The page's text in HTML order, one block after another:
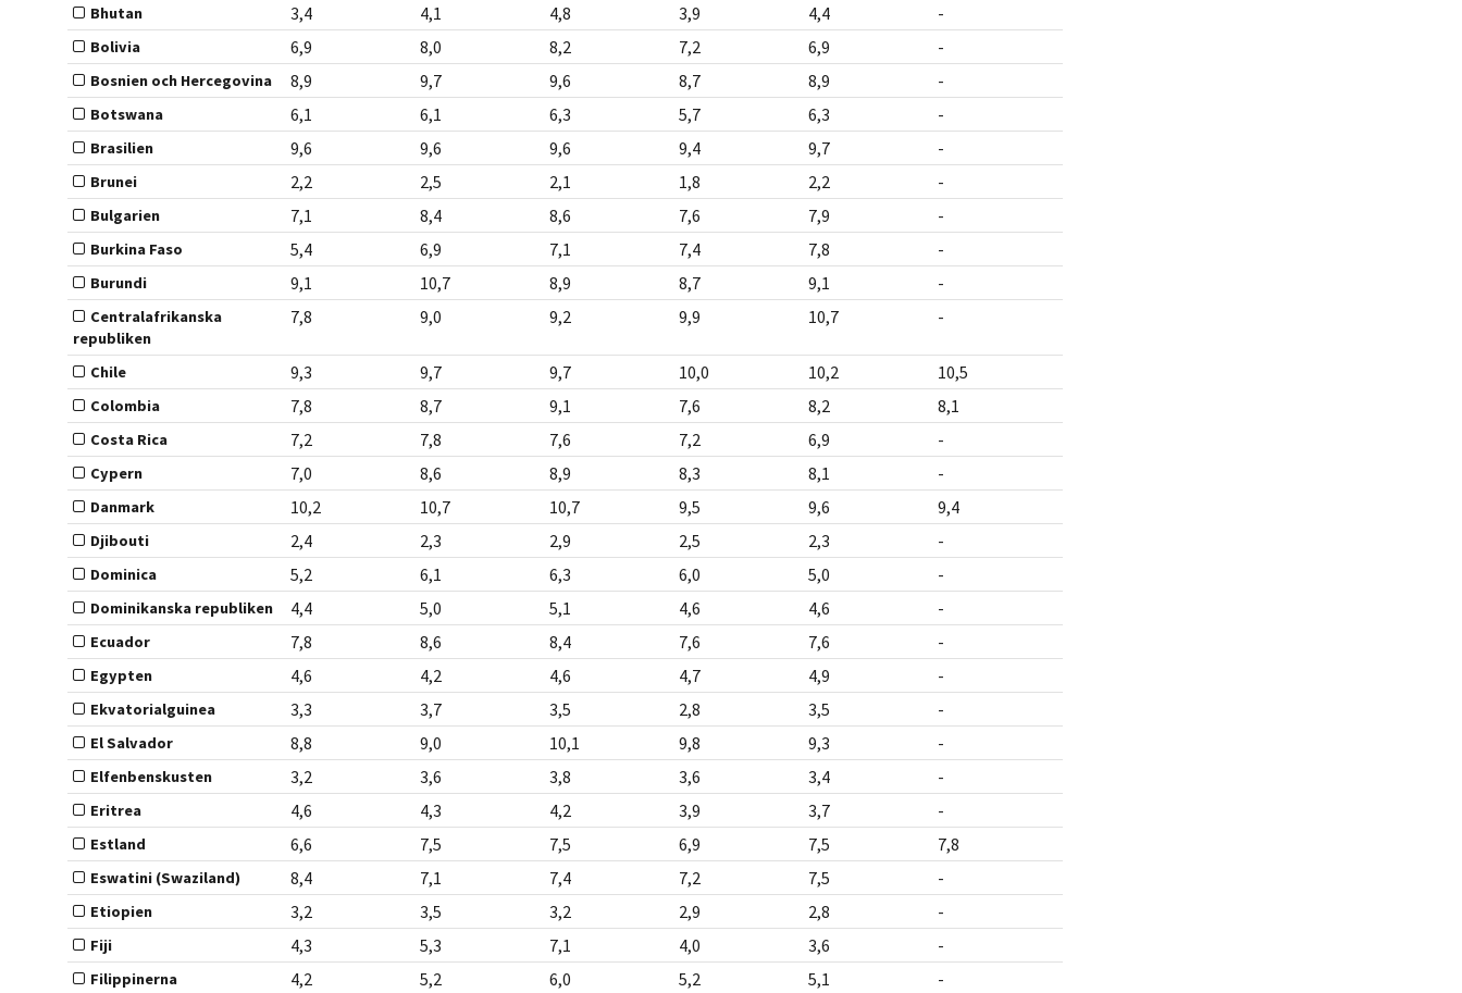
Bhutan 3,4 4,1 4,8 3,9 4,4 -
Bolivia 6,9 8,0 8,2 7,2 6,9 -
Bosnien och Hercegovina 8,9 9,7 9,6 8,7 8,9 -
Botswana 6,1 6,1 6,3 5,7 6,3 -
Brasilien 9,6 9,6 9,6 9,4 9,7 -
Brunei 2,2 2,5 2,1 1,8 2,2 -
Bulgarien 7,1 8,4 8,6 7,6 7,9 -
Burkina Faso 5,4 6,9 7,1 7,4 7,8 -
Burundi 9,1 10,7 8,9 8,7 9,1 -
Centralafrikanska
republiken
7,8 9,0 9,2 9,9 10,7 -
Chile 9,3 9,7 9,7 10,0 10,2 10,5
Colombia 7,8 8,7 9,1 7,6 8,2 8,1
Costa Rica 7,2 7,8 7,6 7,2 6,9 -
Cypern 7,0 8,6 8,9 8,3 8,1 -
Danmark 10,2 10,7 10,7 9,5 9,6 9,4
Djibouti 2,4 2,3 2,9 2,5 2,3 -
Dominica 5,2 6,1 6,3 6,0 5,0 -
Dominikanska republiken 4,4 5,0 5,1 4,6 4,6 -
Ecuador 7,8 8,6 8,4 7,6 7,6 -
Egypten 4,6 4,2 4,6 4,7 4,9 -
Ekvatorialguinea 3,3 3,7 3,5 2,8 3,5 -
El Salvador 8,8 9,0 10,1 9,8 9,3 -
Elfenbenskusten 3,2 3,6 3,8 3,6 3,4 -
Eritrea 4,6 4,3 4,2 3,9 3,7 -
Estland 6,6 7,5 7,5 6,9 7,5 7,8
Eswatini (Swaziland) 8,4 7,1 7,4 7,2 7,5 -
Etiopien 3,2 3,5 3,2 2,9 2,8 -
Fiji 4,3 5,3 7,1 4,0 3,6 -
Filippinerna 4,2 5,2 6,0 5,2 5,1 -